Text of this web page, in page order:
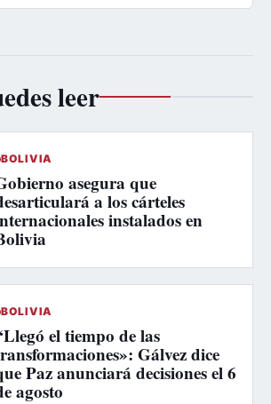
leer
BOLIVIA
asegura que
a los cárteles
instalados en
BOLIVIA
el tiempo de las
Gálvez dice
Paz anunciará decisiones el 6
agosto